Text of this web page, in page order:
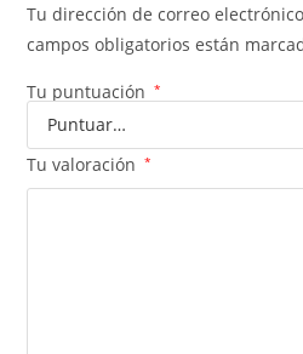
Tu dirección de correo
campos obligatorios están
Tu puntuación *
Tu valoración *